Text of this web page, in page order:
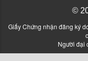
©
Giấy Chứng nhận đăng ký
Người đại